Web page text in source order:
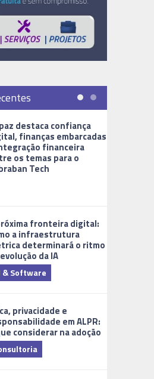
destaca confiança
finanças embarcadas
financeira
os temas para o
Tech
fronteira digital:
a infraestrutura
determinará o ritmo
da IA
& Software
privacidade e
em ALPR:
considerar na adoção